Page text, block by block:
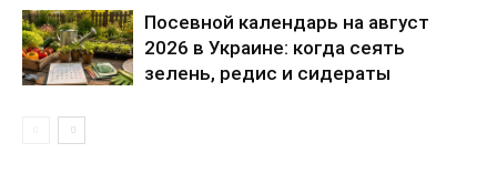
Посевной календарь на август
2026 в Украине: когда сеять
зелень, редис и сидераты